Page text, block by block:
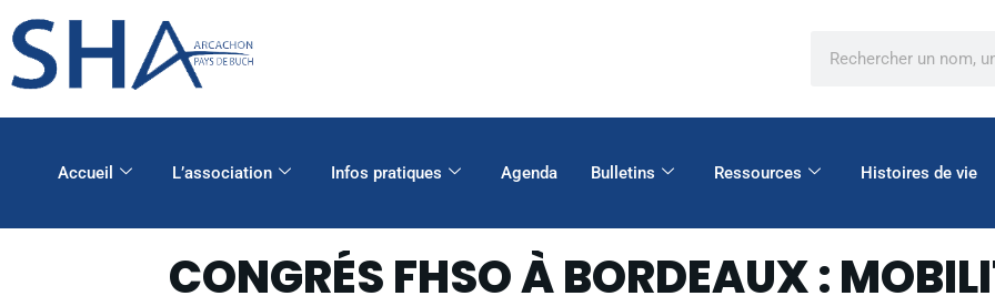
Accueil L’association Infos pratiques Agenda Bulletins Ressources Histoires de vie
CONGRÉS FHSO À BORDEAUX :